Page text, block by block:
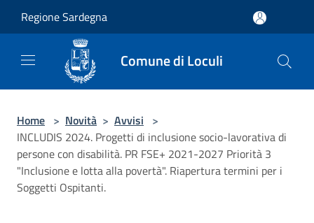
Regione Sardegna
Comune di Loculi
Home > Novità > Avvisi >
INCLUDIS 2024. Progetti di inclusione socio-lavorativa di
persone con disabilità. PR FSE+ 2021-2027 Priorità 3
"Inclusione e lotta alla povertà". Riapertura termini per i
Soggetti Ospitanti.